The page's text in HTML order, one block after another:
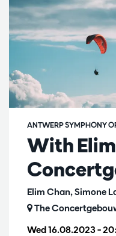
With
Elim Chan, Simone
ANTWERP SYMPHONY
Wed 16.08.2023–
The